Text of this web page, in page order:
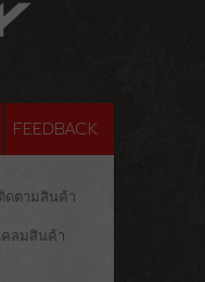
FEEDBACK
ดตามสินค้า
คลมสินค้า